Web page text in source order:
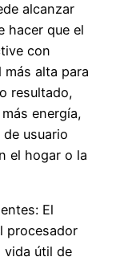
alcanzar
hacer que el
con
más alta para
resultado,
energía,
usuario
el hogar o la
El
procesador
vida útil de